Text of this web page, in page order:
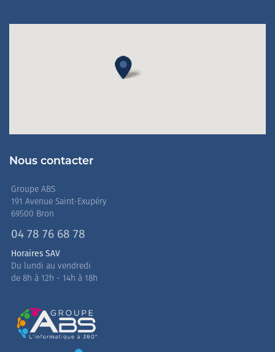
Nous contacter
Groupe ABS
191 Avenue Saint-Exupéry
69500 Bron
04 78 76 68 78
Horaires SAV
Du lundi au vendredi
de 8h à 12h - 14h à 18h